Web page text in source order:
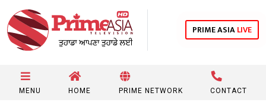
PRIME ASIALIVE
MENU HOME PRIME NETWORK CONTACT